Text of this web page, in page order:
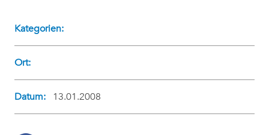
Kategorien:
Ort:
Datum: 13.01.2008